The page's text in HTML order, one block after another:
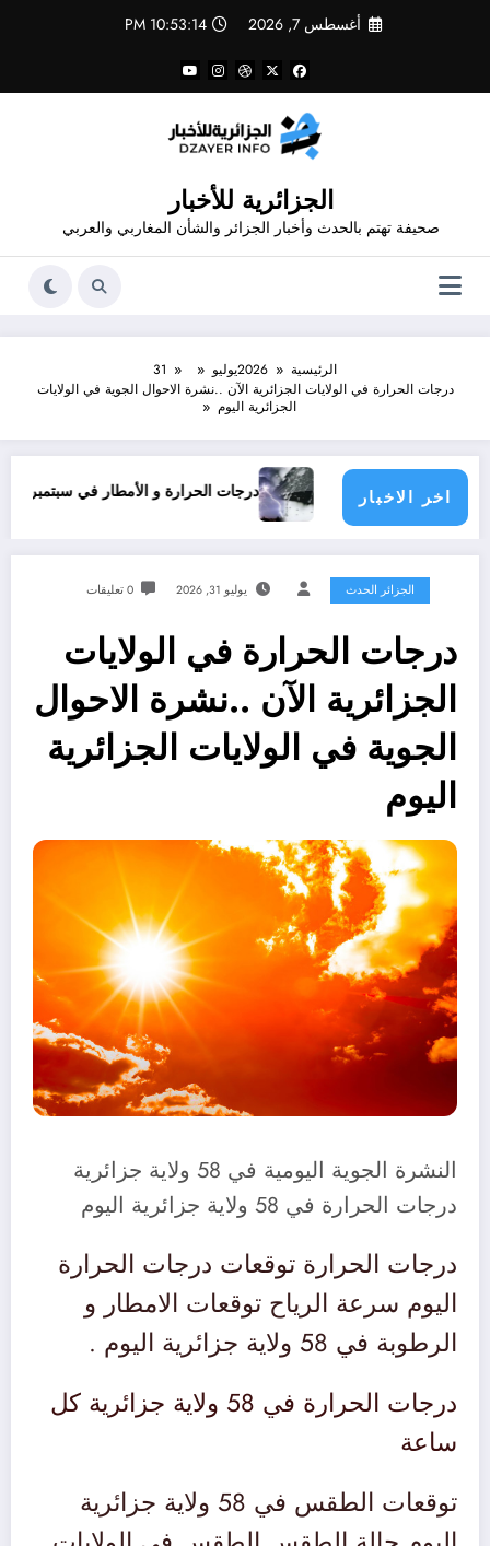
أغسطس 7, 2026 10:53:15 PM
الجزائرية للأخبار
صحيفة تهتم بالحدث وأخبار الجزائر والشأن المغاربي والعربي
الرئيسية 2026يوليو
31
درجات الحرارة في الولايات الجزائرية الآن ..نشرة الاحوال الجوية في الولايات
الجزائرية اليوم
اخر الاخبار درجات الحرارة و الأمطار في سبتمبر 2026 في الجزائر
الجزائر الحدث يوليو 31, 2026 0 تعليقات
درجات الحرارة في الولايات
الجزائرية الآن ..نشرة الاحوال
الجوية في الولايات الجزائرية
اليوم
النشرة الجوية اليومية في 58 ولاية جزائرية
درجات الحرارة في 58 ولاية جزائرية اليوم
درجات الحرارة توقعات درجات الحرارة
اليوم سرعة الرياح توقعات الامطار و
الرطوبة في 58 ولاية جزائرية اليوم .
درجات الحرارة في 58 ولاية جزائرية كل
ساعة
توقعات الطقس في 58 ولاية جزائرية